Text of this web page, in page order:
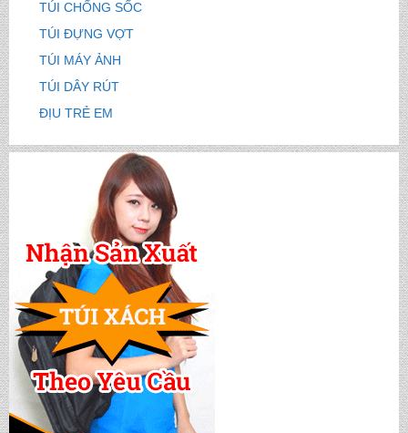
TÚI CHỐNG SỐC
TÚI ĐỰNG VỢT
TÚI MÁY ẢNH
TÚI DÂY RÚT
ĐỊU TRẺ EM